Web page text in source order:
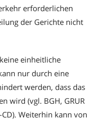
erforderlichen
der Gerichte nicht
einheitliche
nur durch eine
werden, dass das
wird (vgl. BGH, GRUR
Weiterhin kann von